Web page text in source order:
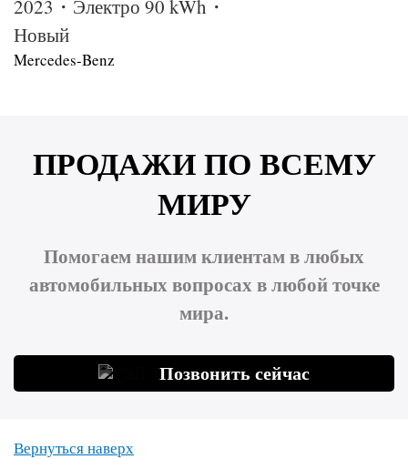
2023・Электро 90 kWh・
Новый
Mercedes-Benz
ПРОДАЖИ ПО ВСЕМУ
МИРУ
Помогаем нашим клиентам в любых
автомобильных вопросах в любой точке
мира.
Позвонить сейчас
Вернуться наверх